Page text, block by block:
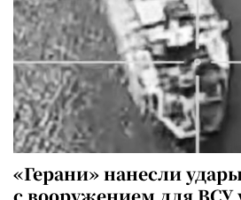
«Герани» нанесли